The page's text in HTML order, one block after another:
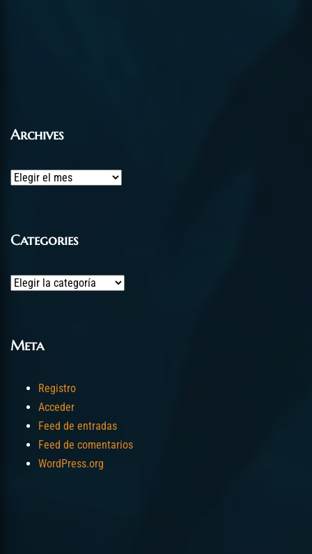
Archives
Archives
Categories
Categories
Meta
Registro
Acceder
Feed de entradas
Feed de comentarios
WordPress.org